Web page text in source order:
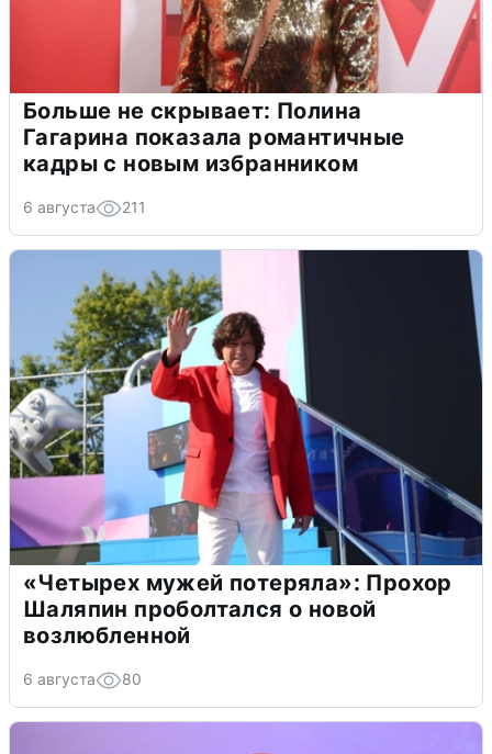
Больше не скрывает: Полина
Гагарина показала романтичные
кадры с новым избранником
6 августа 211
«Четырех мужей потеряла»: Прохор
Шаляпин проболтался о новой
возлюбленной
6 августа 80